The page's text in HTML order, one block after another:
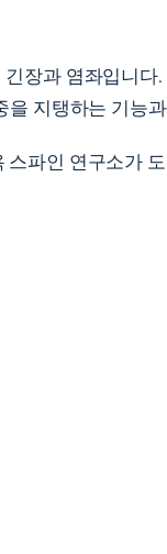
장과 염좌입니
을 지탱하는 기능
스파인 연구소가